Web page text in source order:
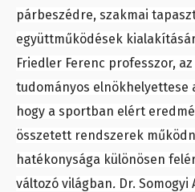
párbeszédre, szakmai
együttműködések
Friedler Ferenc professzor,
tudományos elnökhelyettese
hogy a sportban elért
összetett rendszerek
hatékonysága különösen
változó világban. Dr. Somogyi